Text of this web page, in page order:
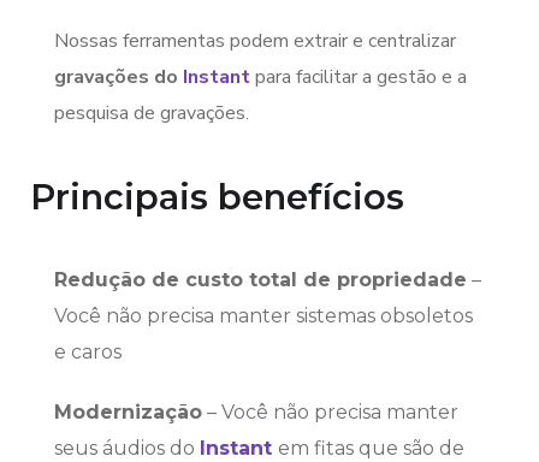
Nossas ferramentas podem extrair e centralizar
gravações do Instantpara facilitar a gestão e a
pesquisa de gravações.
Principais benefícios
Redução de custo total de propriedade –
Você não precisa manter sistemas obsoletos
e caros
Modernização – Você não precisa manter
seus áudios do Instant em fitas que são de